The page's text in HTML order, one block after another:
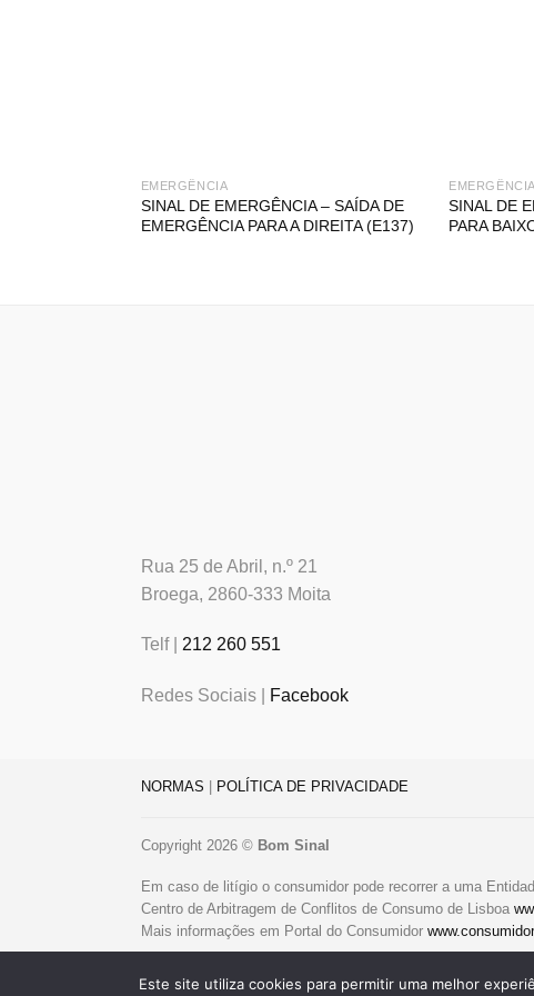
EMERGÊNCIA
SINAL DE EMERGÊNCIA – SAÍDA DE
EMERGÊNCIA PARA A DIREITA (E137)
EMERGÊNCIA
SINAL DE
PARA
Rua 25 de Abril, n.º 21
Broega, 2860-333 Moita
Telf | 212 260 551
Redes Sociais | Facebook
NORMAS POLÍTICA DE PRIVACIDADE
Copyright 2026 © Bom Sinal
Em caso de litígio o consumidor pode recorrer a uma
Centro de Arbitragem de Conflitos de Consumo de Lisboa
Mais informações em Portal do Consumidor
Este site utiliza cookies para permitir uma melhor